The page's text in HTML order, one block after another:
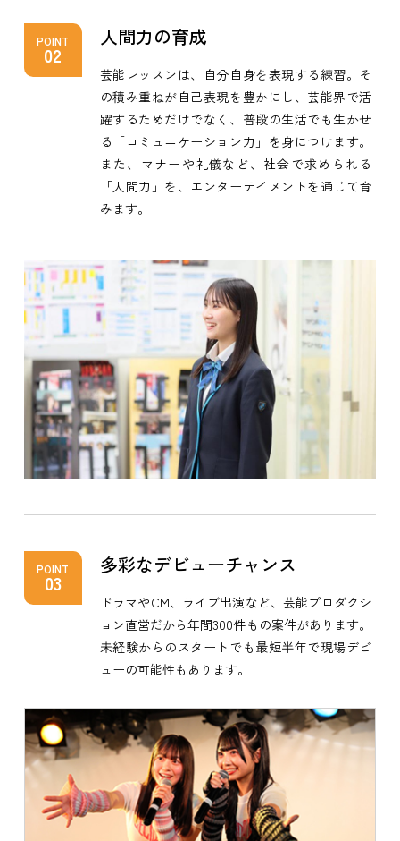
POINT
02
人間力の育成
芸能レッスンは、自分自身を表現する練習。そ
の積み重ねが自己表現を豊かにし、芸能界で活
躍するためだけでなく、普段の生活でも生かせ
る「コミュニケーション力」を身につけます。
また、マナーや礼儀など、社会で求められる
「人間力」を、エンターテイメントを通じて育
みます。
POINT
03
多彩なデビューチャンス
ドラマやCM、ライブ出演など、芸能プロダクシ
ョン直営だから年間300件もの案件があります。
未経験からのスタートでも最短半年で現場デビ
ューの可能性もあります。